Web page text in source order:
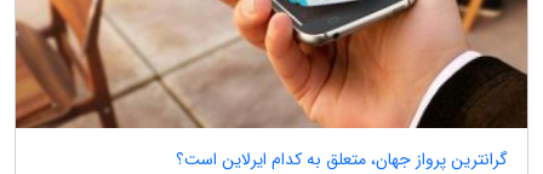
گرانترین پرواز جهان، متعلق به کدام ایرلاین است؟